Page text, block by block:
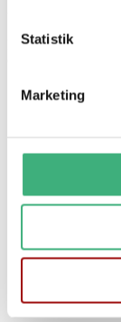
Statistik
Marketing
Der er stadig